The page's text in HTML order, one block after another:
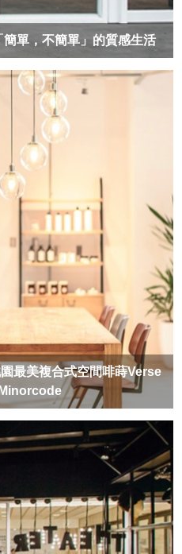
單，不簡單」的質感生活
最美複合式空間啡蒔Verse